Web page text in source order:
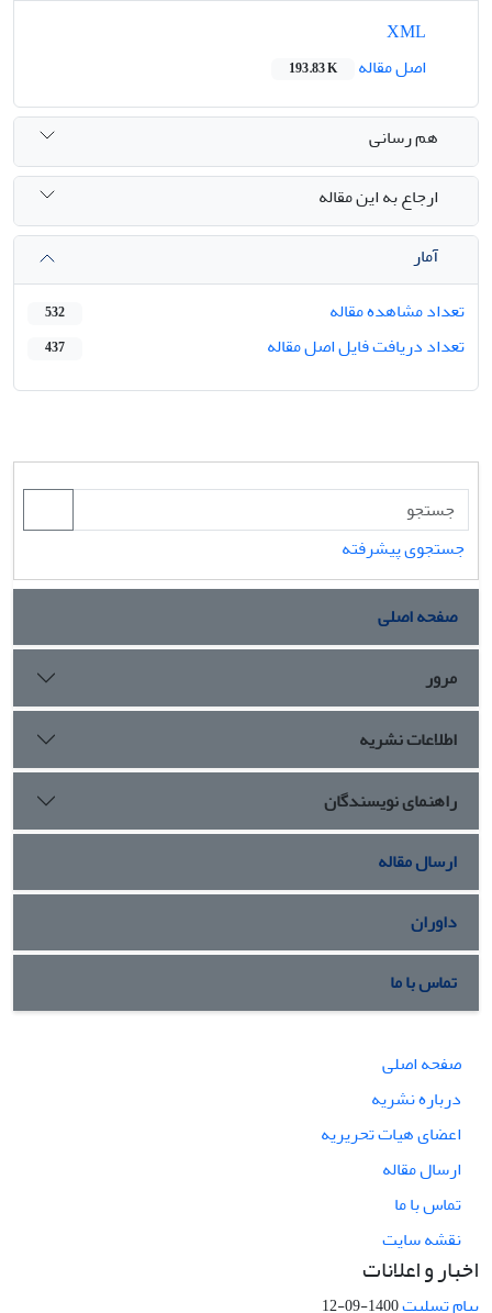
اصل مقاله
193.83 K
هم رسانی
ارجاع به این مقاله
آمار
تعداد مشاهده مقاله
532
تعداد دریافت فایل اصل مقاله 437
جستجوی پیشرفته
صفحه اصلی
مرور
اطلاعات نشریه
راهنمای نویسندگان
ارسال مقاله
داوران
تماس با ما
صفحه اصلی
درباره نشریه
اعضای هیات تحریریه
ارسال مقاله
تماس با ما
نقشه سایت
اخبار و اعلانات
پیام تسلیت1400-09-12